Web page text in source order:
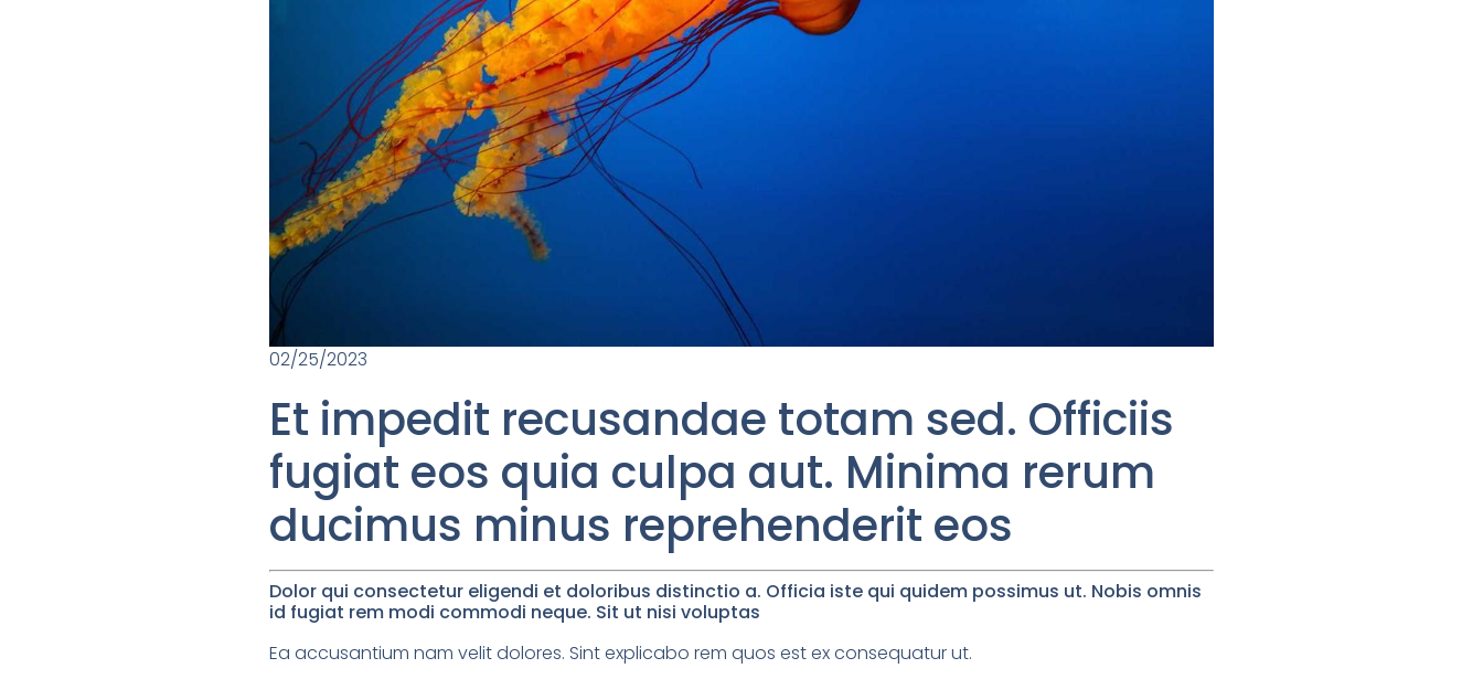
02/25/2023
Et impedit recusandae totam sed. Officiis
fugiat eos quia culpa aut. Minima rerum
ducimus minus reprehenderit eos
Dolor qui consectetur eligendi et doloribus distinctio a. Officia iste qui quidem possimus ut. Nobis omnis
id fugiat rem modi commodi neque. Sit ut nisi voluptas
Ea accusantium nam velit dolores. Sint explicabo rem quos est ex consequatur ut.